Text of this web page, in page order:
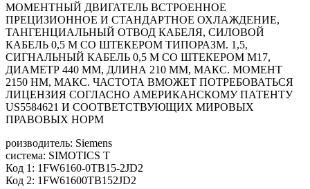
МОМЕНТНЫЙ ДВИГАТЕЛЬ ВСТРОЕННОЕ
ПРЕЦИЗИОННОЕ И СТАНДАРТНОЕ ОХЛАЖДЕНИЕ,
ТАНГЕНЦИАЛЬНЫЙ ОТВОД КАБЕЛЯ, СИЛОВОЙ
КАБЕЛЬ 0,5 М СО ШТЕКЕРОМ ТИПОРАЗМ. 1,5,
СИГНАЛЬНЫЙ КАБЕЛЬ 0,5 М СО ШТЕКЕРОМ М17,
ДИАМЕТР 440 ММ, ДЛИНА 210 ММ, МАКС. МОМЕНТ
2150 HM, МАКС. ЧАСТОТА ВМОЖЕТ ПОТРЕБОВАТЬСЯ
ЛИЦЕНЗИЯ СОГЛАСНО АМЕРИКАНСКОМУ ПАТЕНТУ
US5584621 И СООТВЕТСТВУЮЩИХ МИРОВЫХ
ПРАВОВЫХ НОРМ
роизводитель: Siemens
система: SIMOTICS T
Код 1: 1FW6160-0TB15-2JD2
Код 2: 1FW61600TB152JD2